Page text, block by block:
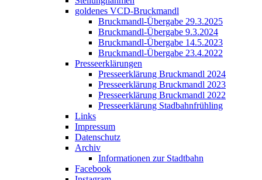
goldenes VCD-Bruckmandl
Bruckmandl-Übergabe 29.3.2025
Bruckmandl-Übergabe 9.3.2024
Bruckmandl-Übergabe 14.5.2023
Bruckmandl-Übergabe 23.4.2022
Presseerklärungen
Presseerklärung Bruckmandl 2024
Presseerklärung Bruckmandl 2023
Presseerklärung Bruckmandl 2022
Presseerklärung Stadbahnfrühling
Links
Impressum
Datenschutz
Archiv
Informationen zur Stadtbahn
Facebook